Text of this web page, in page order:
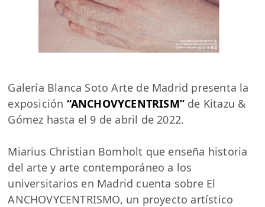
Galería Blanca Soto Arte de Madrid presenta la
exposición “ANCHOVYCENTRISM” de Kitazu &
Gómez hasta el 9 de abril de 2022.
Miarius Christian Bomholt que enseña historia
del arte y arte contemporáneo a los
universitarios en Madrid cuenta sobre El
ANCHOVYCENTRISMO, un proyecto artístico